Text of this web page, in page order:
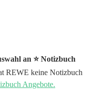
an ⭐️ Notizbuch
REWE keine Notizbuch
Angebote.